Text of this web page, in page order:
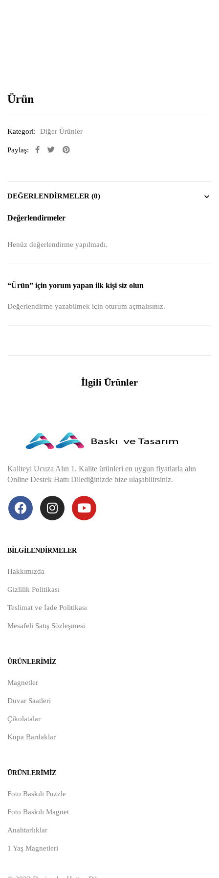
Ürün
Kategori: Diğer Ürünler
Paylaş:
DEĞERLENDIRMELER (0)
Değerlendirmeler
Henüz değerlendirme yapılmadı.
“Ürün” için yorum yapan ilk kişi siz olun
Değerlendirme yazabilmek için oturum açmalısınız.
İlgili Ürünler
Kaliteyi Ucuza Alın 1. Kalite ürünleri en uygun fiyatlarla alın
Online Destek Hattı Dilediğinizde bize ulaşabilirsiniz.
BILGILENDIRMELER
Hakkımızda
Gizlilik Politikası
Teslimat ve İade Politikası
Mesafeli Satış Sözleşmesi
ÜRÜNLERIMIZ
Magnetler
Duvar Saatleri
Çikolatalar
Kupa Bardaklar
ÜRÜNLERIMIZ
Foto Baskılı Puzzle
Foto Baskılı Magnet
Anahtarlıklar
1 Yaş Magnetleri